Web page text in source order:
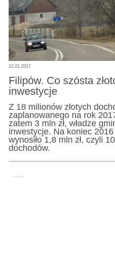
12.01.2017
Filipów. Co szósta
inwestycje
Z 18 milionów złotych
zaplanowanego na rok
zatem 3 mln zł, władze
inwestycje. Na koniec
wynosiło 1,8 mln zł, czyli
dochodów.